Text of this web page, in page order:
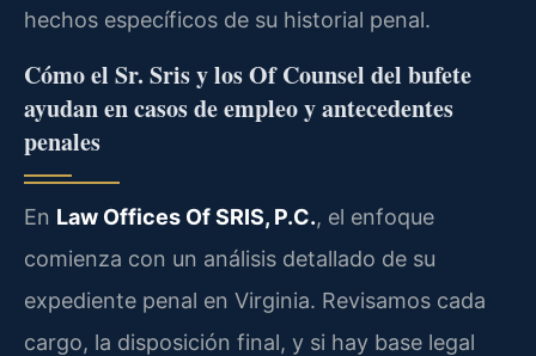
hechos específicos de su historial penal.
Cómo el Sr. Sris y los Of Counsel del bufete
ayudan en casos de empleo y antecedentes
penales
En Law Offices Of SRIS, P.C., el enfoque
comienza con un análisis detallado de su
expediente penal en Virginia. Revisamos cada
cargo, la disposición final, y si hay base legal